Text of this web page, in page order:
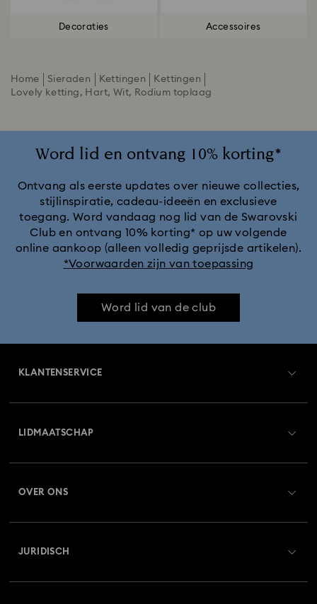
Decoraties Accessoires
Home Sieraden Kettingen
Kettingen
Lovely ketting, Hart, Wit, Rodium toplaag
Word lid en ontvang 10% korting*
Ontvang als eerste updates over nieuwe collecties,
stijlinspiratie, cadeau-ideeën en exclusieve
toegang. Word vandaag nog lid van de Swarovski
Club en ontvang 10% korting* op uw volgende
online aankoop (alleen volledig geprijsde artikelen).
*Voorwaarden zijn van toepassing
Word lid van de club
KLANTENSERVICE
Retourneren en ruilen
Reparatiestatus
LIDMAATSCHAP
OVER ONS
JURIDISCH